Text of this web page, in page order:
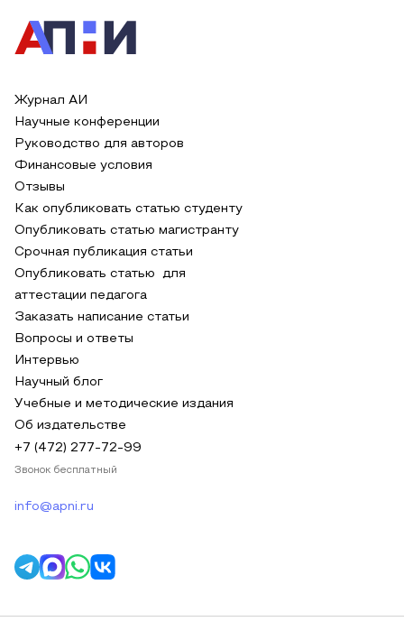
Журнал АИ
Научные конференции
Руководство для авторов
Финансовые условия
Отзывы
Как опубликовать статью студенту
Опубликовать статью магистранту
Срочная публикация статьи
Опубликовать статью для
аттестации педагога
Заказать написание статьи
Вопросы и ответы
Интервью
Научный блог
Учебные и методические издания
Об издательстве
+7 (472) 277-72-99
Звонок бесплатный
info@apni.ru